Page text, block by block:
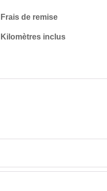
Frais de remise
Kilomètres inclus